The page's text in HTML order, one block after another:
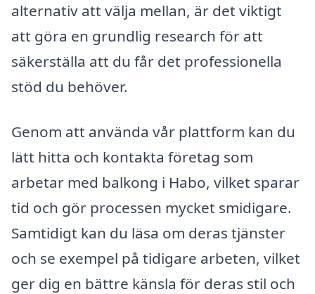
alternativ att välja mellan, är det viktigt
att göra en grundlig research för att
säkerställa att du får det professionella
stöd du behöver.
Genom att använda vår plattform kan du
lätt hitta och kontakta företag som
arbetar med balkong i Habo, vilket sparar
tid och gör processen mycket smidigare.
Samtidigt kan du läsa om deras tjänster
och se exempel på tidigare arbeten, vilket
ger dig en bättre känsla för deras stil och